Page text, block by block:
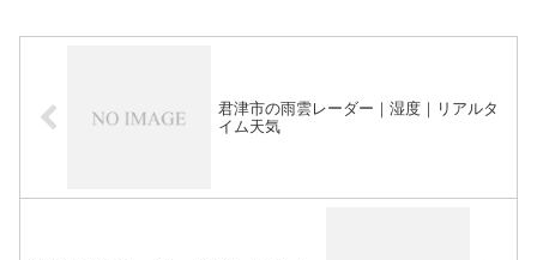
君津市の雨雲レーダー｜湿度｜リアルタ
イム天気